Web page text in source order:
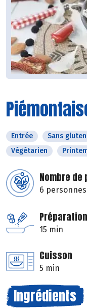
Entrée Sans gluten
Végétarien
Nombre
6 personnes
Préparation
15 min
Cuisson
5 min
Ingrédients